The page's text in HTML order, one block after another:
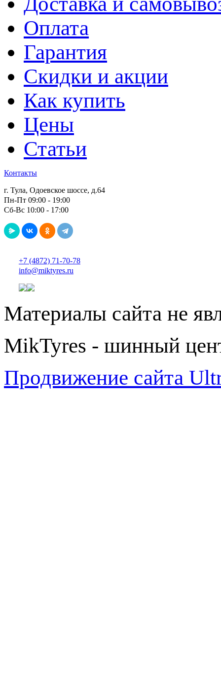
Оплата
Гарантия
Скидки и акции
Как купить
Цены
Статьи
Контакты
г. Тула, Одоевское шоссе, д.64
Пн-Пт 09:00 - 19:00
Сб-Вс 10:00 - 17:00
+7 (4872) 71-70-78
info@miktyres.ru
Материалы сайта не
MikTyres - шинный
Продвижение сайта